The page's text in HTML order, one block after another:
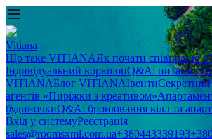
Vitiana
Що таке VITIANAЯк почати співпрацю
Індивідуальний воркшопQ&A: питання та
VITIANAБлог VITIANAІвентиСекретний
агентів «Пиріжки з креативом»
будиночкиQ&A: бронювання вілл та
Вхід у системуРеєстрація
sales@roomsxml.com.ua+380443339193